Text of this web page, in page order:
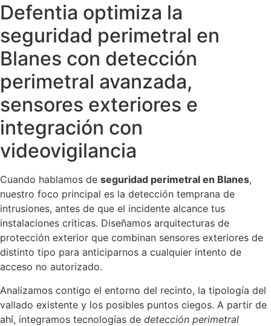
Defentia optimiza la
seguridad perimetral en
Blanes con detección
perimetral avanzada,
sensores exteriores e
integración con
videovigilancia
Cuando hablamos de seguridad perimetral en Blanes,
nuestro foco principal es la detección temprana de
intrusiones, antes de que el incidente alcance tus
instalaciones críticas. Diseñamos arquitecturas de
protección exterior que combinan sensores exteriores de
distinto tipo para anticiparnos a cualquier intento de
acceso no autorizado.
Analizamos contigo el entorno del recinto, la tipología del
vallado existente y los posibles puntos ciegos. A partir de
ahí, integramos tecnologías de detección perimetral